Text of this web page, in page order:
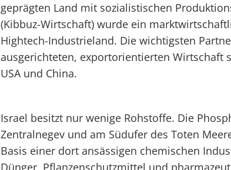
geprägten Land mit sozialistischen
(Kibbuz-Wirtschaft) wurde ein
Hightech-Industrieland. Die wichtigsten
ausgerichteten, exportorientierten Wirtschaft
USA und China.
Israel besitzt nur wenige Rohstoffe. Die
Zentralnegev und am Südufer des Toten
Basis einer dort ansässigen chemischen
Dünger, Pflanzenschutzmittel und